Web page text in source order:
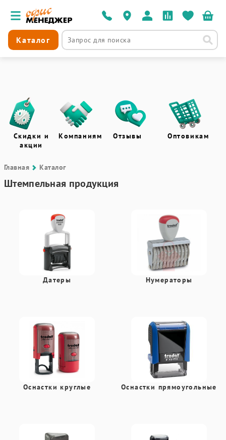
Каталог
Скидки и
акции
Компаниям Отзывы Оптовикам
Главная Каталог
Штемпельная продукция
Датеры Нумераторы
Оснастки круглые Оснастки прямоугольные